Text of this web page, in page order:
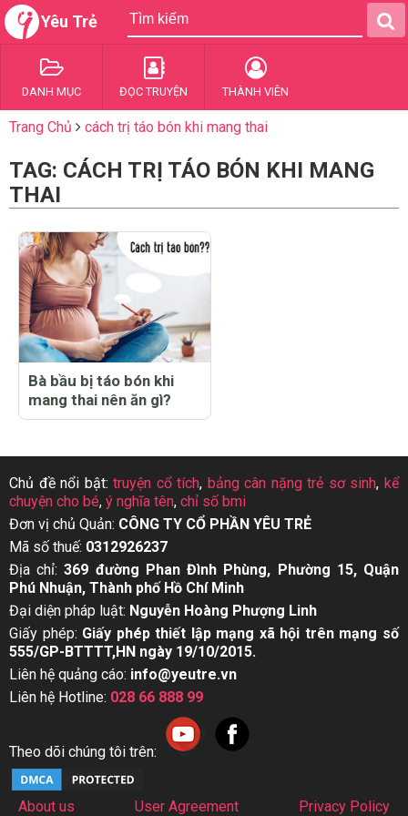
Yêu Trẻ
DANH MỤC ĐỌC TRUYỆN THÀNH VIÊN
Trang Chủ cách trị táo bón khi mang thai
TAG: CÁCH TRỊ TÁO BÓN KHI MANG
THAI
Bà bầu bị táo bón khi
mang thai nên ăn gì?
Chủ đề nổi bật:truyện cổ tích, bảng cân nặng trẻ sơ sinh,kể
chuyện cho bé, ý nghĩa tên, chỉ số bmi
Đơn vị chủ Quản: CÔNG TY CỔ PHẦN YÊU TRẺ
Mã số thuế: 0312926237
Địa chỉ:369 đường Phan Đình Phùng, Phường 15, Quận
Phú Nhuận, Thành phố Hồ Chí Minh
Đại diện pháp luật: Nguyễn Hoàng Phượng Linh
Giấy phép: Giấy phép thiết lập mạng xã hội trên mạng số
555/GP-BTTTT,HN ngày 19/10/2015.
Liên hệ quảng cáo: info@yeutre.vn
Liên hệ Hotline: 028 66 888 99
Theo dõi chúng tôi trên:
About us User Agreement
Privacy Policy